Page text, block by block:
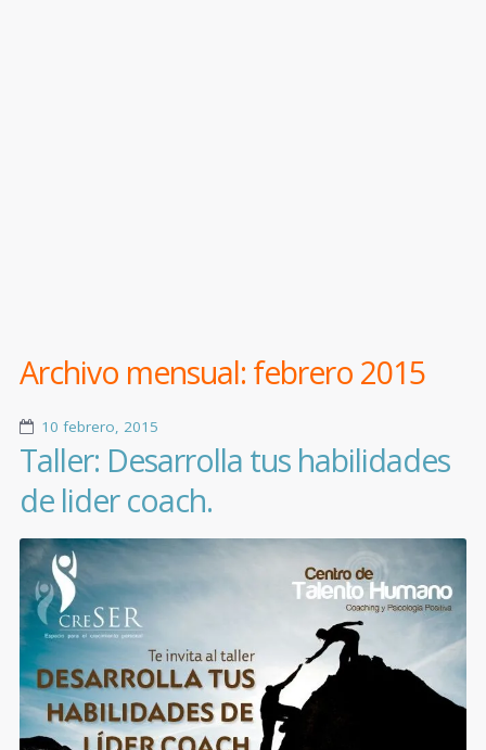
Archivo mensual: febrero 2015
10 febrero, 2015
Taller: Desarrolla tus habilidades
de lider coach.